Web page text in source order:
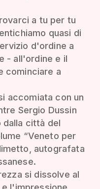
a tu per tu
quasi di
d'ordine a
- all'ordine e il
cominciare a
accomiata con un
Sergio Dussin
dalla città del
“Veneto per
autografata
si dissolve al